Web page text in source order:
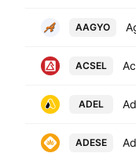
AAGYO
ACSEL
ADEL
ADESE